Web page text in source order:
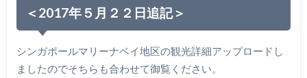
＜2017年５月２２日追記＞
シンガポールマリーナベイ地区の観光詳細アップロードし
ましたのでそちらも合わせて御覧ください。